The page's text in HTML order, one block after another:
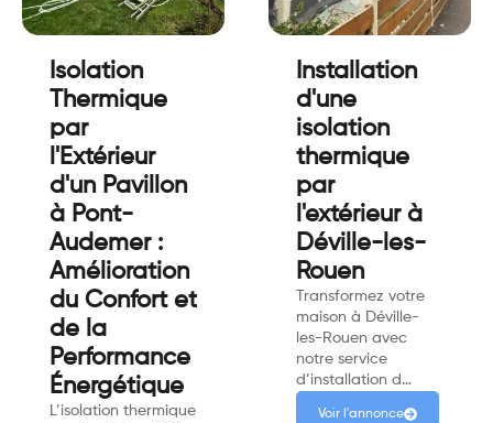
Isolation
Thermique
par
l'Extérieur
d'un Pavillon
à Pont-
Audemer :
Amélioration
du Confort et
de la
Performance
Énergétique
L’isolation thermique
Installation
d'une
isolation
thermique
par
l'extérieur à
Déville-les-
Rouen
Transformez votre
maison à Déville-
les-Rouen avec
notre service
d’installation d…
Voir l'annonce